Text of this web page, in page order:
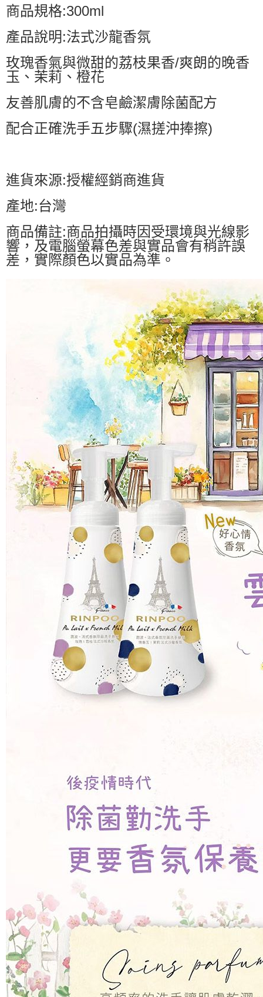
商品規格:300ml
產品說明:法式沙龍香氛
玫瑰香氣與微甜的荔枝果香/爽朗的晚香
玉、茉莉、橙花
友善肌膚的不含皂鹼潔膚除菌配方
配合正確洗手五步驟(濕搓沖捧擦)
進貨來源:授權經銷商進貨
產地:台灣
商品備註:商品拍攝時因受環境與光線影
響，及電腦螢幕色差與實品會有稍許誤
差，實際顏色以實品為準。